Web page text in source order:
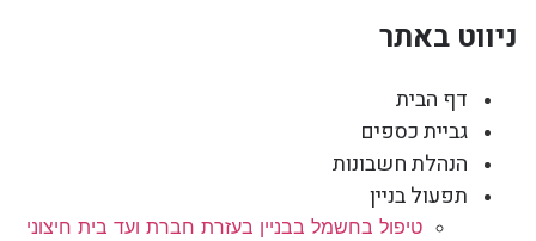
ניווט באתר
דף הבית
גביית כספים
הנהלת חשבונות
תפעול בניין
טיפול בחשמל בבניין בעזרת חברת ועד בית חיצוני